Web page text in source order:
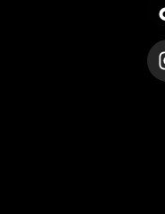
المحتوى
أكثر احترافية